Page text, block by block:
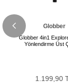
Globber
Globber 4in1
Yönlendirme Üst
1.199,90